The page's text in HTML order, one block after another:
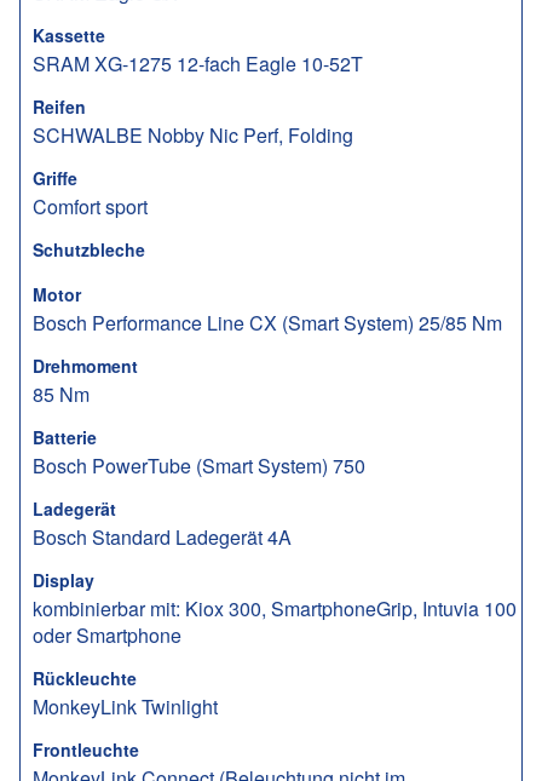
Kassette
SRAM XG-1275 12-fach Eagle 10-52T
Reifen
SCHWALBE Nobby Nic Perf, Folding
Griffe
Comfort sport
Schutzbleche
Motor
Bosch Performance Line CX (Smart System) 25/85 Nm
Drehmoment
85 Nm
Batterie
Bosch PowerTube (Smart System) 750
Ladegerät
Bosch Standard Ladegerät 4A
Display
kombinierbar mit: Kiox 300, SmartphoneGrip, Intuvia 100
oder Smartphone
Rückleuchte
MonkeyLink Twinlight
Frontleuchte